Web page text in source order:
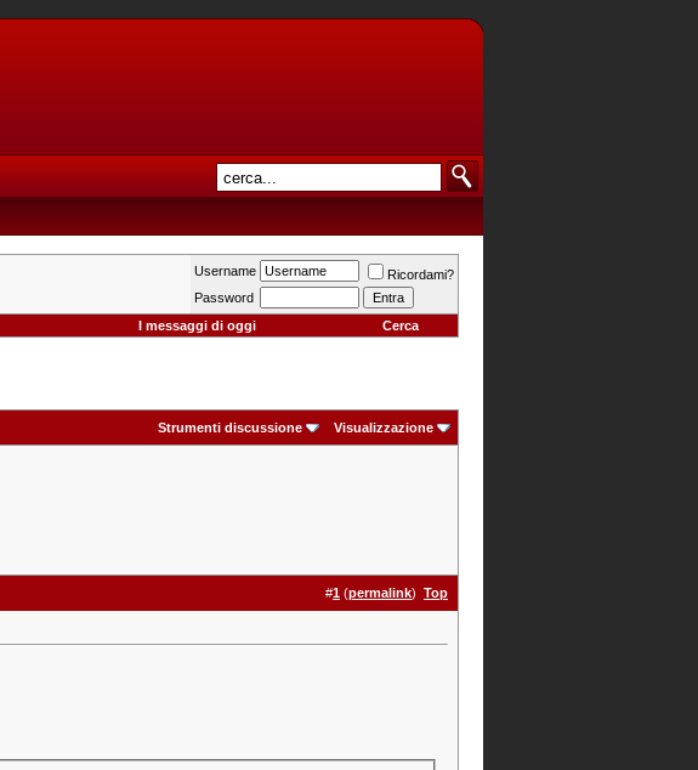
Username
Ricordami?
Password
I messaggi di oggi Cerca
Strumenti discussione Visualizzazione
#1 (permalink) Top